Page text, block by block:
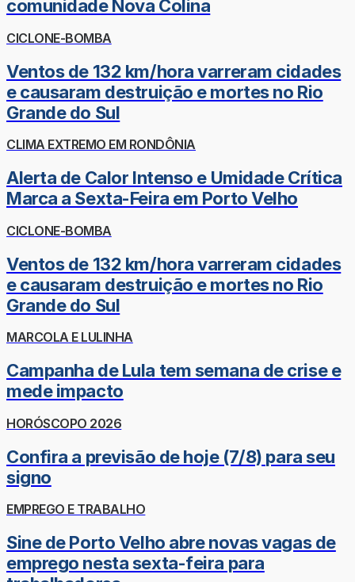
comunidade Nova Colina
CICLONE-BOMBA
Ventos de 132 km/hora varreram cidades
e causaram destruição e mortes no Rio
Grande do Sul
CLIMA EXTREMO EM RONDÔNIA
Alerta de Calor Intenso e Umidade Crítica
Marca a Sexta-Feira em Porto Velho
CICLONE-BOMBA
Ventos de 132 km/hora varreram cidades
e causaram destruição e mortes no Rio
Grande do Sul
MARCOLA E LULINHA
Campanha de Lula tem semana de crise e
mede impacto
HORÓSCOPO 2026
Confira a previsão de hoje (7/8) para seu
signo
EMPREGO E TRABALHO
Sine de Porto Velho abre novas vagas de
emprego nesta sexta-feira para